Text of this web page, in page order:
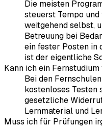
Die meisten
steuerst Tempo
weitgehend selbst,
Betreuung bei
ein fester Posten in
ist der eigentliche
Kann ich ein
Bei den
kostenloses Testen
gesetzliche
Lernmaterial und
Muss ich für Prüfungen